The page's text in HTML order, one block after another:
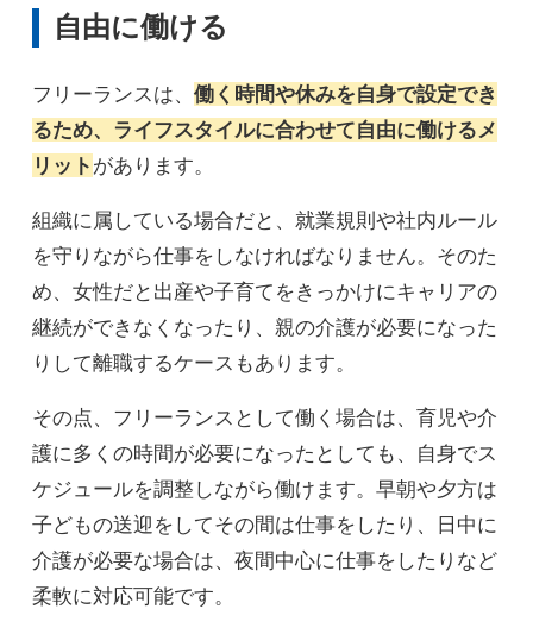
自由に働ける
フリーランスは、 働く時間や休みを自身で設定でき
るため、ライフスタイルに合わせて自由に働けるメ
リット があります。
組織に属している場合だと、就業規則や社内ルール
を守りながら仕事をしなければなりません。そのた
め、女性だと出産や子育てをきっかけにキャリアの
継続ができなくなったり、親の介護が必要になった
りして離職するケースもあります。
その点、フリーランスとして働く場合は、育児や介
護に多くの時間が必要になったとしても、自身でス
ケジュールを調整しながら働けます。早朝や夕方は
子どもの送迎をしてその間は仕事をしたり、日中に
介護が必要な場合は、夜間中心に仕事をしたりなど
柔軟に対応可能です。